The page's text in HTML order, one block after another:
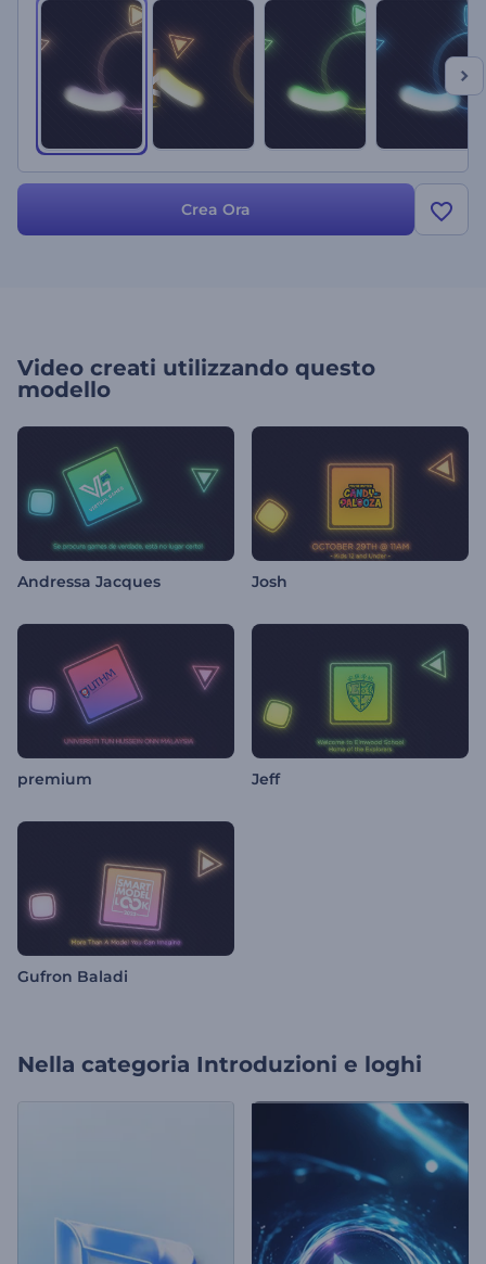
canali e molti altri progetti. Provala subito!
Crea Ora
Video creati utilizzando questo
modello
Andressa Jacques Josh
premium Jeff
Gufron Baladi
Nella categoria Introduzioni e loghi